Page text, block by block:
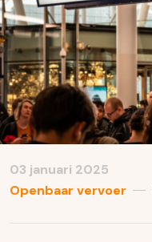
03 januari 2025
Openbaar vervoer —